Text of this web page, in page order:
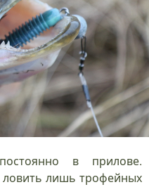
в прилове.
лишь трофейных